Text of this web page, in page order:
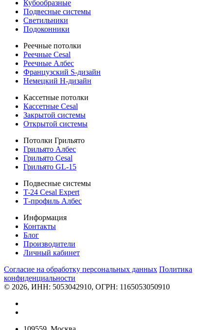
Кубообразные
Подвесные системы
Светильники
Подоконники
Реечные потолки
Реечные Cesal
Реечные Албес
Французский S-дизайн
Немецкий H-дизайн
Кассетные потолки
Кассетные Cesal
Закрытой системы
Открытой системы
Потолки Грильято
Грильято Албес
Грильято Cesal
Грильято GL-15
Подвесные системы
T-24 Cesal Expert
Т-профиль Албес
Информация
Контакты
Блог
Производители
Личный кабинет
Согласие на обработку персональных данных Политикa
конфиденциальности
© 2026, ИНН: 5053042910, ОГРН: 1165053050910